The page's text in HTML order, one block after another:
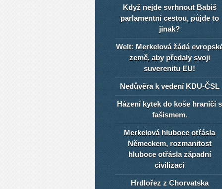
Když nejde svrhnout Babiš
parlamentní cestou, půjde to
jinak?
Welt: Merkelová žádá
země, aby předaly svoji
suverenitu EU!
Nedůvěra k vedení KDU-ČSL
Házení kytek do koše hraničí s
fašismem.
Merkelová hluboce otřásla
Německem, rozmanitost
hluboce otřásla západní
civilizací
Hrdlořez z Chorvatska